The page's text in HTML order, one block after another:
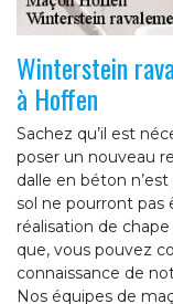
Winterstein
à Hoffen
Sachez qu’il est
poser un nouveau
dalle en béton
sol ne pourront pas
réalisation de
que, vous pouvez
connaissance de
Nos équipes de